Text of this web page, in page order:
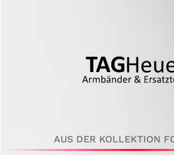
AUS DER KOLLEKTION